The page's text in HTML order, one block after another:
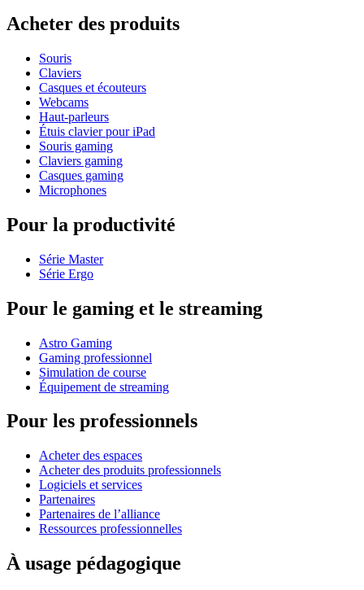
Acheter des produits
Souris
Claviers
Casques et écouteurs
Webcams
Haut-parleurs
Étuis clavier pour iPad
Souris gaming
Claviers gaming
Casques gaming
Microphones
Pour la productivité
Série Master
Série Ergo
Pour le gaming et le streaming
Astro Gaming
Gaming professionnel
Simulation de course
Équipement de streaming
Pour les professionnels
Acheter des espaces
Acheter des produits professionnels
Logiciels et services
Partenaires
Partenaires de l’alliance
Ressources professionnelles
À usage pédagogique